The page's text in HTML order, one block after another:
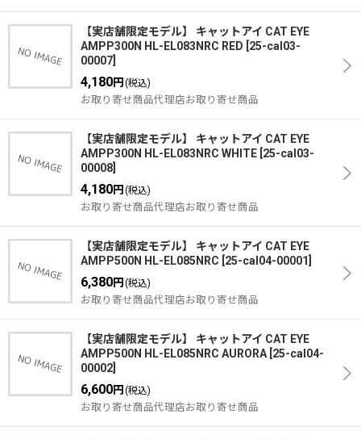
【実店舗限定モデル】 キャットアイ CAT EYE
AMPP300N HL-EL083NRC RED 25-cal03-
00007
4,180円 (税込)
お取り寄せ商品代理店お取り寄せ商品
【実店舗限定モデル】 キャットアイ CAT EYE
AMPP300N HL-EL083NRC WHITE 25-cal03-
00008
4,180円 (税込)
お取り寄せ商品代理店お取り寄せ商品
【実店舗限定モデル】 キャットアイ CAT EYE
AMPP500N HL-EL085NRC 25-cal04-00001
6,380円 (税込)
お取り寄せ商品代理店お取り寄せ商品
【実店舗限定モデル】 キャットアイ CAT EYE
AMPP500N HL-EL085NRC AURORA 25-cal04-
00002
6,600円 (税込)
お取り寄せ商品代理店お取り寄せ商品